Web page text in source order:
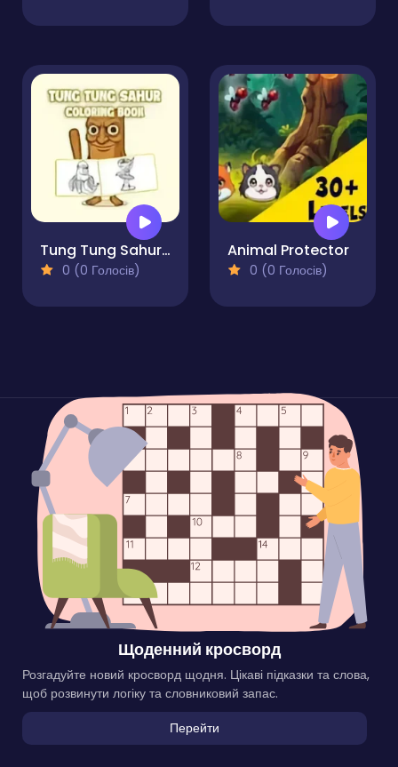
Tung Tung Sahur Coloring Book
0 (0 Голосів)
Animal Protector
0 (0 Голосів)
Щоденний кросворд
Розгадуйте новий кросворд щодня. Цікаві підказки та слова,
щоб розвинути логіку та словниковий запас.
Перейти